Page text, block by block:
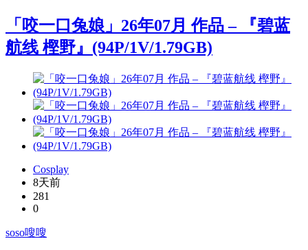
「咬一口兔娘」26年07月 作品 – 『碧蓝
航线 樫野』(94P/1V/1.79GB)
Cosplay
8天前
281
0
soso嗖嗖